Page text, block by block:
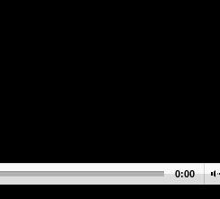
0:00